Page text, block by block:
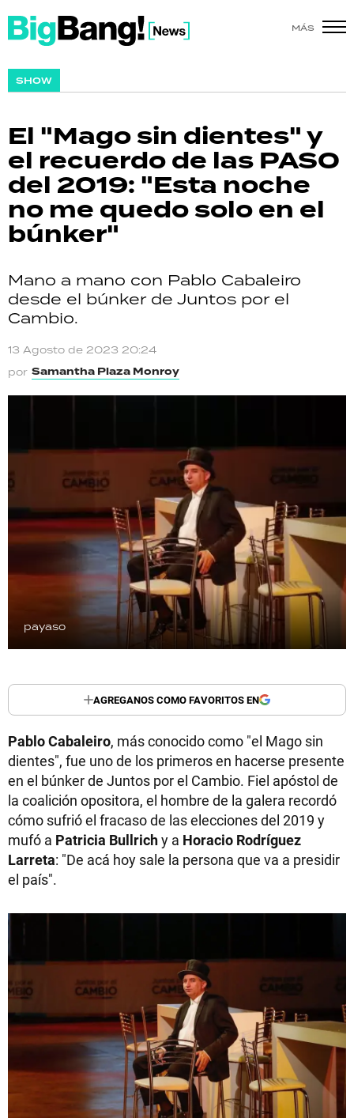
MÁS
SHOW
El "Mago sin dientes" y
el recuerdo de las PASO
del 2019: "Esta noche
no me quedo solo en el
búnker"
Mano a mano con Pablo Cabaleiro
desde el búnker de Juntos por el
Cambio.
13 Agosto de 2023 20:24
por Samantha Plaza Monroy
payaso
AGREGANOS COMO FAVORITOS EN
Pablo Cabaleiro, más conocido como "el Mago sin
dientes", fue uno de los primeros en hacerse presente
en el búnker de Juntos por el Cambio. Fiel apóstol de
la coalición opositora, el hombre de la galera recordó
cómo sufrió el fracaso de las elecciones del 2019 y
mufó a Patricia Bullrichy a Horacio Rodríguez
Larreta: "De acá hoy sale la persona que va a presidir
el país".
SHOW
ACTUALIDAD
POLICIALES
ECONOMÍA
SALUD
DEPORTES
TECNOLOGÍA
RECETAS
PALABRAS
HORÓSCOPO
Seguinos